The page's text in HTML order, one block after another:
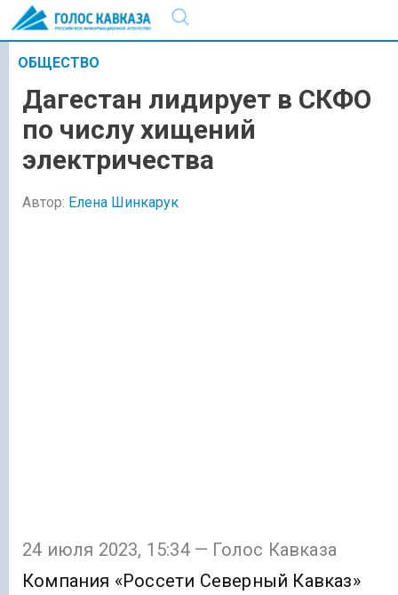
ОБЩЕСТВО
Дагестан лидирует в СКФО
по числу хищений
электричества
Автор: Елена Шинкарук
24 июля 2023, 15:34 — Голос Кавказа
Компания «Россети Северный Кавказ»